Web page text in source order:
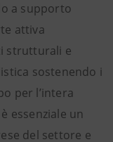
a supporto
attiva
strutturali e
sostenendo i
per l’intera
essenziale un
del settore e